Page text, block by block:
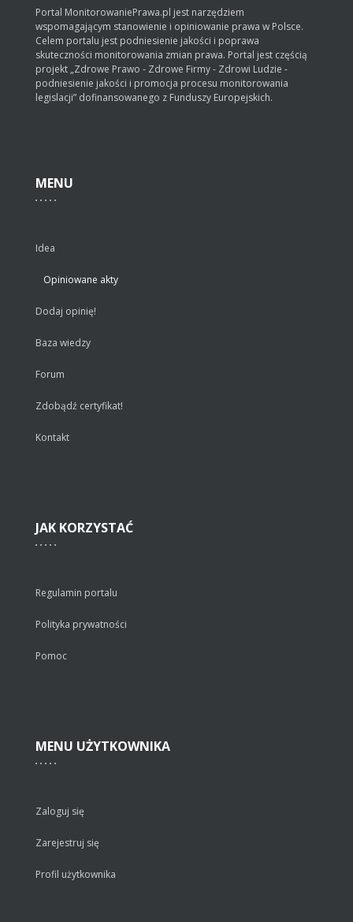
Portal MonitorowaniePrawa.pl jest narzędziem
wspomagającym stanowienie i opiniowanie prawa w Polsce.
Celem portalu jest podniesienie jakości i poprawa
skuteczności monitorowania zmian prawa. Portal jest częścią
projekt „Zdrowe Prawo - Zdrowe Firmy - Zdrowi Ludzie -
podniesienie jakości i promocja procesu monitorowania
legislacji” dofinansowanego z Funduszy Europejskich.
MENU
Idea
Opiniowane akty
Dodaj opinię!
Baza wiedzy
Forum
Zdobądź certyfikat!
Kontakt
JAK KORZYSTAĆ
Regulamin portalu
Polityka prywatności
Pomoc
MENU UŻYTKOWNIKA
Zaloguj się
Zarejestruj się
Profil użytkownika